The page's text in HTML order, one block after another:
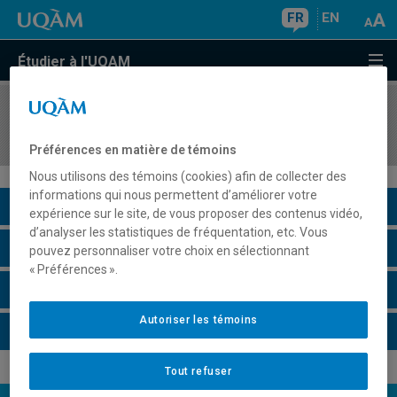
FR EN
Étudier à l'UQAM
COURS//
Description du cours
Horaire - Été 2026
Préférences en matière de témoins
Nous utilisons des témoins (cookies) afin de collecter des
informations qui nous permettent d’améliorer votre
expérience sur le site, de vous proposer des contenus vidéo,
d’analyser les statistiques de fréquentation, etc. Vous
pouvez personnaliser votre choix en sélectionnant
« Préférences ».
Tout refuser
Autoriser les témoins